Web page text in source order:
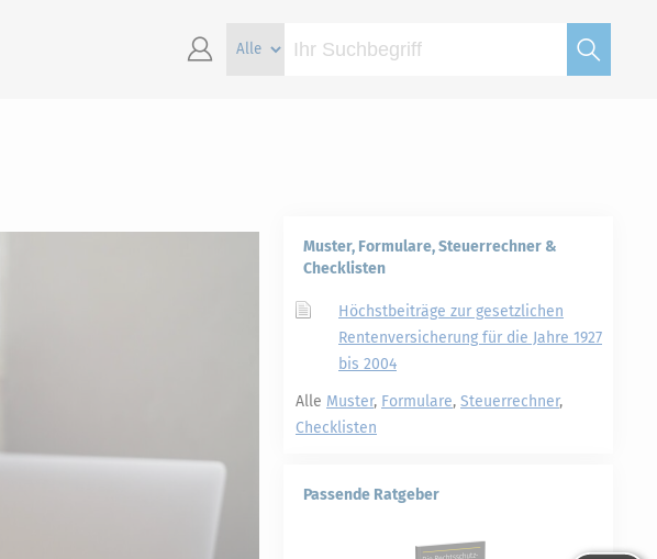
Muster, Formulare, Steuerrechner &
Checklisten
Höchstbeiträge zur gesetzlichen
Rentenversicherung für die Jahre 1927
bis 2004
Alle Muster, Formulare, Steuerrechner,
Checklisten
Passende Ratgeber